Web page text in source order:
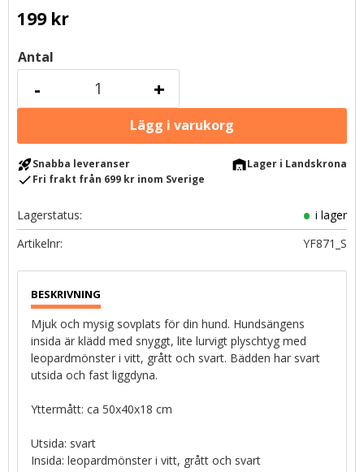
199kr
Antal
+
-
rocket_launchSnabba leveranser warehouseLager i Landskrona
checkFri frakt från 699 kr inom Sverige
Lagerstatus
i lager
Artikelnr
YF871_S
Mjuk och mysig sovplats för din hund. Hundsängens
insida är klädd med snyggt, lite lurvigt plyschtyg med
leopardmönster i vitt, grått och svart. Bädden har svart
utsida och fast liggdyna.
Yttermått: ca 50x40x18 cm
Utsida: svart
Insida: leopardmönster i vitt, grått och svart